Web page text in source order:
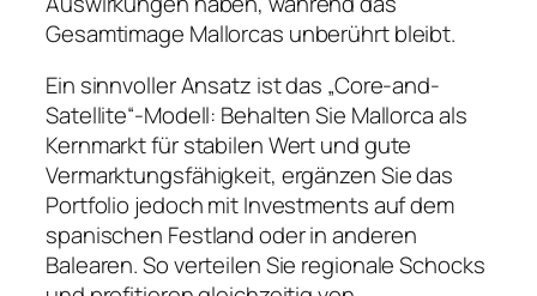
Gesamtimage Mallorcas unberührt bleibt.
Ein sinnvoller Ansatz ist das „Core-and-
Satellite“-Modell: Behalten Sie Mallorca als
Kernmarkt für stabilen Wert und gute
Vermarktungsfähigkeit, ergänzen Sie das
Portfolio jedoch mit Investments auf dem
spanischen Festland oder in anderen
Balearen. So verteilen Sie regionale Schocks